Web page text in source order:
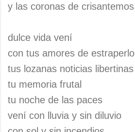
y las coronas de crisantemos
dulce vida vení
con tus amores de estraperlo
tus lozanas noticias libertinas
tu memoria frutal
tu noche de las paces
vení con lluvia y sin diluvio